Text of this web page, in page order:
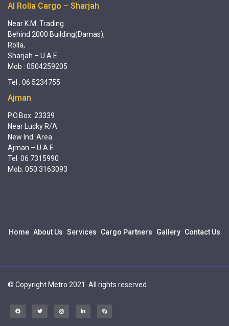
Al Rolla Cargo – Sharjah
Near K.M. Trading
Behind 2000 Building(Damas),
Rolla,
Sharjah – U.A.E.
Mob : 0504259205
Tel : 06 5234755
Ajman
P.O.Box: 23339
Near Lucky R/A
New Ind. Area
Ajman – U.A.E.
Tel: 06 7315990
Mob: 050 3163093
Home About Us Services Cargo Partners Gallery Contact Us
© Copyright Metro 2021. All rights reserved.